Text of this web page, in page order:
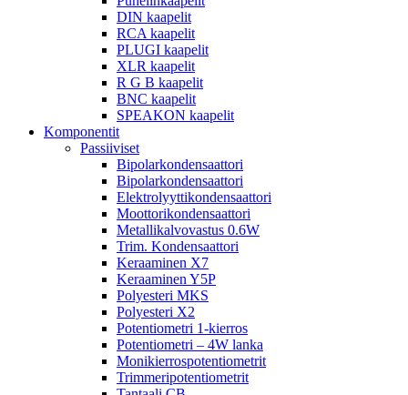
DIN kaapelit
RCA kaapelit
PLUGI kaapelit
XLR kaapelit
R G B kaapelit
BNC kaapelit
SPEAKON kaapelit
Komponentit
Passiiviset
Bipolarkondensaattori
Bipolarkondensaattori
Elektrolyyttikondensaattori
Moottorikondensaattori
Metallikalvovastus 0.6W
Trim. Kondensaattori
Keraaminen X7
Keraaminen Y5P
Polyesteri MKS
Polyesteri X2
Potentiometri 1-kierros
Potentiometri – 4W lanka
Monikierrospotentiometrit
Trimmeripotentiometrit